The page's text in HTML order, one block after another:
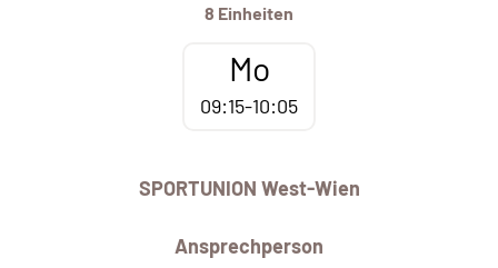
8 Einheiten
Mo
09:15-10:05
SPORTUNION West-Wien
Ansprechperson